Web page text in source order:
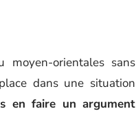
moyen-orientales sans
dans une situation
en faire un argument